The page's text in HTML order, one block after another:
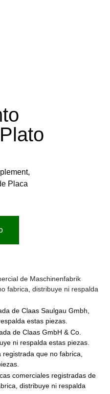
Placa
de Maschinenfabrik
fabrica, distribuye ni respalda
de Claas Saulgau Gmbh,
estas piezas.
de Claas GmbH & Co.
ni respalda estas piezas.
que no fabrica,
comerciales registradas de
distribuye ni respalda